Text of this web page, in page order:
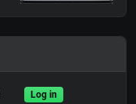
Log in